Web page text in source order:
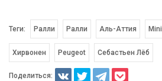
Теги: Ралли Ралли Аль-Аттия Mini
Хирвонен Peugeot Себастьен Лёб
Поделиться: